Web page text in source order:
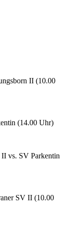
II (10.00
(14.00 Uhr)
vs. SV Parkentin
SV II (10.00